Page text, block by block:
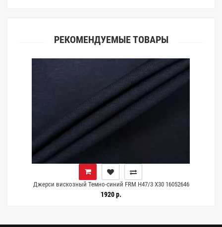
РЕКОМЕНДУЕМЫЕ ТОВАРЫ
Джерси вискозный Темно-синий FRM H47/3 X30 16052646
1920 р.